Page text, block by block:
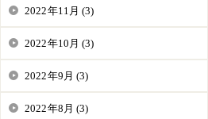
2022年11月 (3)
2022年10月 (3)
2022年9月 (3)
2022年8月 (3)